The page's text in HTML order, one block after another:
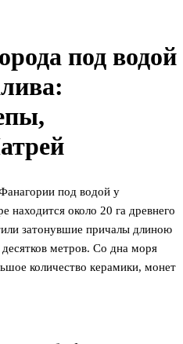
под водой
под водой у
находится около 20 га древнего
затонувшие причалы длиною
метров. Со дна моря
количество керамики, монет